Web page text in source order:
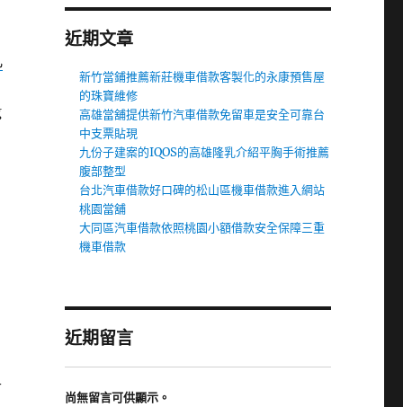
近期文章
新竹當鋪推薦新莊機車借款客製化的永康預售屋
的珠寶維修
高雄當舖提供新竹汽車借款免留車是安全可靠台
中支票貼現
九份子建案的IQOS的高雄隆乳介紹平胸手術推薦
腹部整型
台北汽車借款好口碑的松山區機車借款進入網站
桃園當舖
大同區汽車借款依照桃園小額借款安全保障三重
機車借款
近期留言
尚無留言可供顯示。